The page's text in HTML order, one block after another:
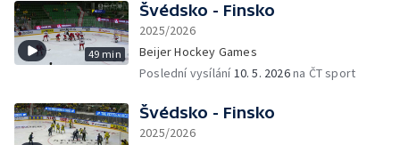
49 min
Švédsko - Finsko
2025/2026
Beijer Hockey Games
Poslední vysílání10. 5. 2026na ČT sport
Švédsko - Finsko
2025/2026